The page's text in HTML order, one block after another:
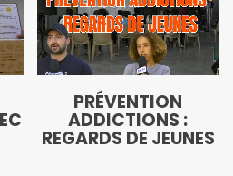
PRÉVENTION
ADDICTIONS :
REGARDS DE JEUNES